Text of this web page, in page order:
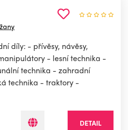
díly: - přívěsy, návěsy,
- lesní technika -
technika - zahradní
technika - traktory -
DETAIL